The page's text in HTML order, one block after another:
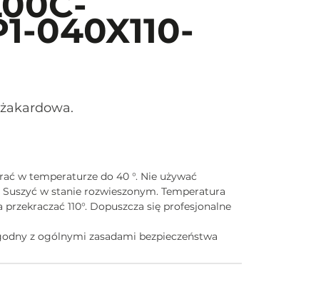
040X110-
w temperaturze do 40 °. Nie używać
w stanie rozwieszonym. Temperatura
110°. Dopuszcza się profesjonalne
z ogólnymi zasadami bezpieczeństwa